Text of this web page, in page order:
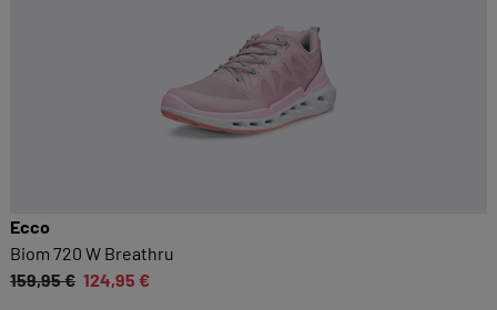
Ecco
Biom 720 W Breathru
159,95 € 124,95 €